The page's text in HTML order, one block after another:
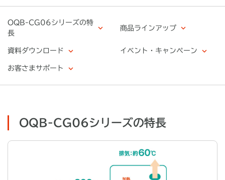
OQB-CG06シリーズの特
長
商品ラインアップ
資料ダウンロード イベント・キャンペーン
お客さまサポート
OQB-CG06シリーズの特長